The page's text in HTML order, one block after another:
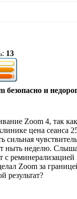
13
безопасно и
Zoom 4, так
цена сеанса
сильная
ныть неделю.
с реминерализацией
Zoom за
результат?